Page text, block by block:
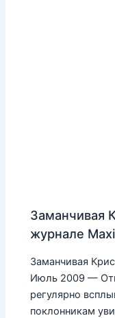
Заманчивая
журнале
Заманчивая
Июль 2009 —
регулярно
поклонникам